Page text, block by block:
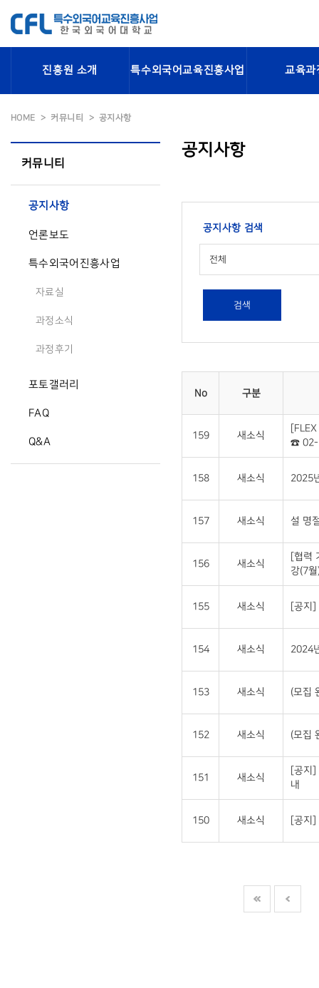
진흥원 소개 특수외국어교육진흥사업 교육과
HOME 커뮤니티 공지사항
커뮤니티
공지사항
언론보도
특수외국어진흥사업
자료실
과정소식
과정후기
포토갤러리
FAQ
Q&A
공지사항
공지사항 검색
전체
검색
No 구분
159 새소식
☎ 02-
158 새소식 2025
157 새소식 설 명
156 새소식
[협력
강(7월
155 새소식 [공지]
154 새소식 2024
153 새소식 (모집
152 새소식 (모집
151 새소식
[공지]
내
150 새소식 [공지]